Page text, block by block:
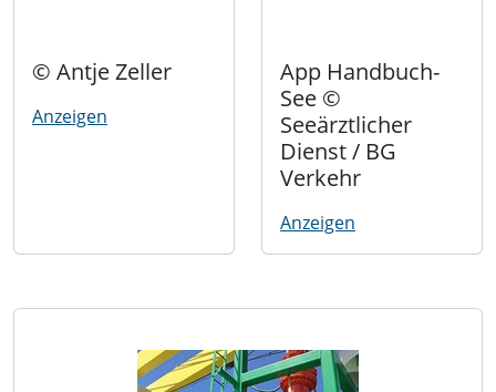
© Antje Zeller
Anzeigen
App Handbuch-
See ©
Seeärztlicher
Dienst / BG
Verkehr
Anzeigen